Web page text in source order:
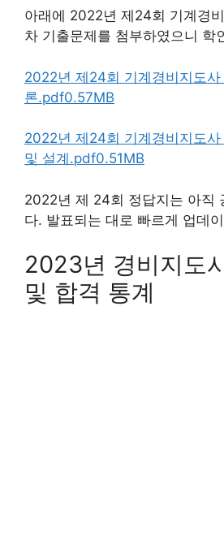
아래에 2022년 제24회 기계경
차 기출문제를 첨부하였으니 학
2022년 제24회 기계경비지도사
론.pdf0.57MB
2022년 제24회 기계경비지도사
및 설계.pdf0.51MB
2022년 제 24회 정답지는 아직
다. 발표되는 대로 빠르게 업데
2023년 경비지도
및 합격 통계